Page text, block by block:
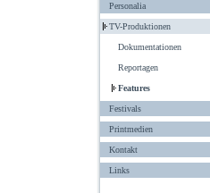
Personalia
TV-Produktionen
Dokumentationen
Reportagen
Features
Festivals
Printmedien
Kontakt
Links